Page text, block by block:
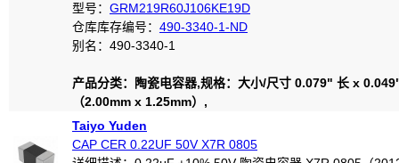
型号： GRM219R60J106KE19D
仓库库存编号： 490-3340-1-ND
别名：490-3340-1
产品分类：陶瓷电容器,规格：大小/尺寸 0.079" 长 x
（2.00mm x 1.25mm）,
Taiyo Yuden
CAP CER 0.22UF 50V X7R 0805